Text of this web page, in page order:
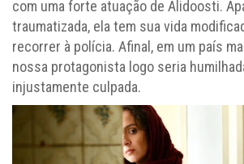
com uma forte atuação de Alidoosti.
traumatizada, ela tem sua vida
recorrer à polícia. Afinal, em um país
nossa protagonista logo seria
injustamente culpada.